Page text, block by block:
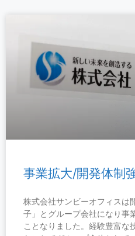
事業拡大/開発体制
株式会社サンビーオフィスは
子」とグループ会社になり事
ことなりました。経験豊富な